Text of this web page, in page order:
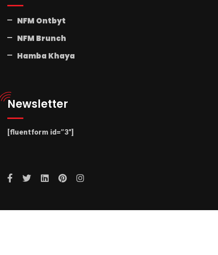
NFM Ontbyt
NFM Brunch
Hamba Khaya
Newsletter
[fluentform id=”3″]